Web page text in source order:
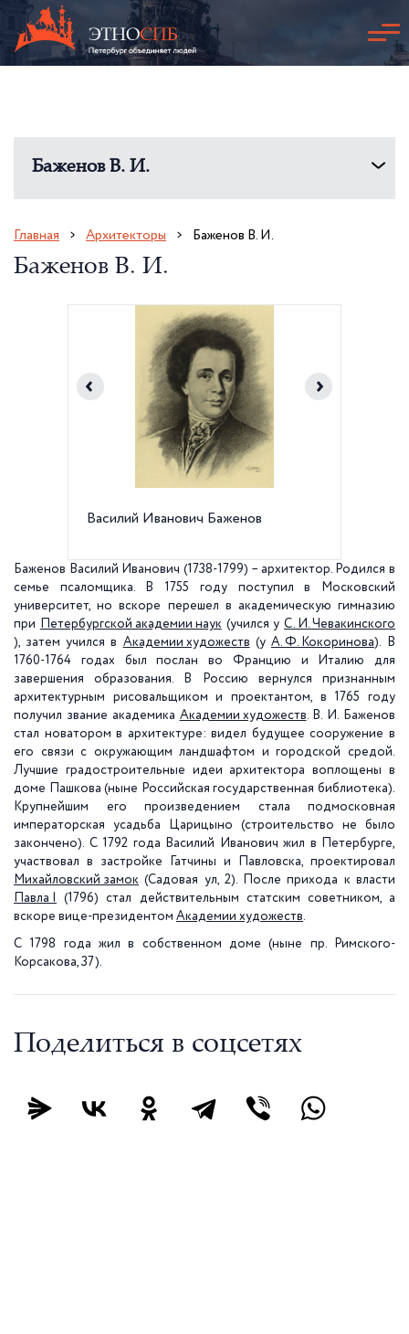
Баженов В. И.
Главная Архитекторы Баженов В. И.
Баженов В. И.
Василий Иванович Баженов
Баженов Василий Иванович (1738-1799) – архитектор. Родился в
семье псаломщика. В 1755 году поступил в Московский
университет, но вскоре перешел в академическую гимназию
при Петербургской академии наук (учился у С. И. Чевакинского
), затем учился в Академии художеств (у А. Ф. Кокоринова).
В
1760-1764 годах был послан во Францию и Италию для
завершения образования. В Россию вернулся признанным
архитектурным рисовальщиком и проектантом, в 1765 году
получил звание академика Академии художеств. В. И. Баженов
стал новатором в архитектуре: видел будущее сооружение в
его связи с окружающим ландшафтом и городской средой.
Лучшие градостроительные идеи архитектора воплощены в
доме Пашкова (ныне Российская государственная библиотека).
Крупнейшим его произведением стала подмосковная
императорская усадьба Царицыно
(строительство не было
закончено). С 1792 года Василий Иванович жил в Петербурге,
участвовал в застройке Гатчины и Павловска, проектировал
Михайловский замок (Садовая ул, 2). После прихода к власти
Павла I
(1796) стал действительным статским советником, а
вскоре вице-президентом Академии художеств.
С 1798 года жил в собственном доме (ныне пр. Римского-
Корсакова, 37).
Поделиться в соцсетях